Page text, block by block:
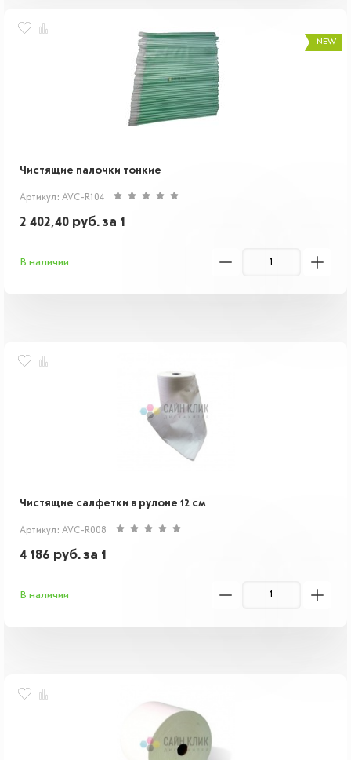
NEW
Чистящие палочки тонкие
Артикул: AVC-R104
2 402,40 руб.за 1
В наличии
Чистящие салфетки в рулоне 12 см
Артикул: AVC-R008
4 186 руб.за 1
В наличии